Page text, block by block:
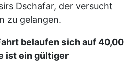
Dschafar, der versucht
zu gelangen.
belaufen sich auf 40,00
ist ein gültiger